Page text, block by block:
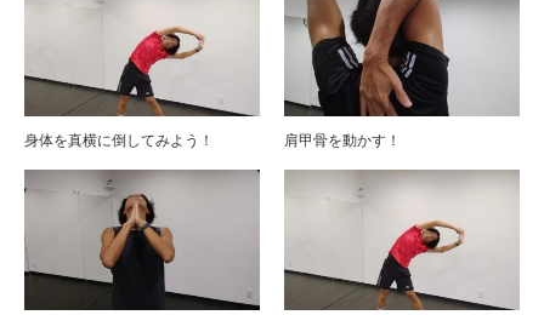
身体を真横に倒してみよう！ 肩甲骨を動かす！